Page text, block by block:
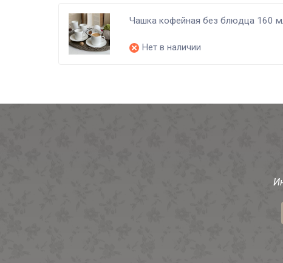
Чашка кофейная без блюдца 160
Нет в наличии